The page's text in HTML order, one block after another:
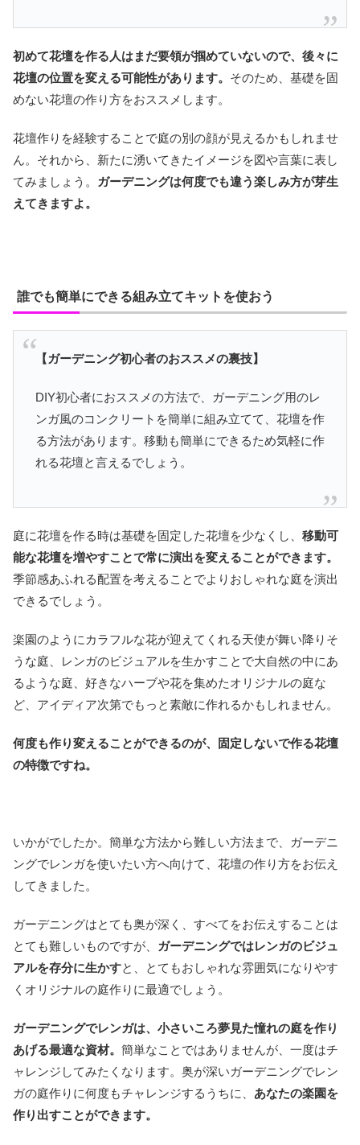
初めて花壇を作る人はまだ要領が掴めていないので、後々に
花壇の位置を変える可能性があります。 そのため、基礎を固
めない花壇の作り方をおススメします。
花壇作りを経験することで庭の別の顔が見えるかもしれませ
ん。それから、新たに湧いてきたイメージを図や言葉に表し
てみましょう。
ガーデニングは何度でも違う楽しみ方が芽生
えてきますよ。
誰でも簡単にできる組み立てキットを使おう
【ガーデニング初心者のおススメの裏技】
DIY初心者におススメの方法で、ガーデニング用のレ
ンガ風のコンクリートを簡単に組み立てて、花壇を作
る方法があります。移動も簡単にできるため気軽に作
れる花壇と言えるでしょう。
庭に花壇を作る時は基礎を固定した花壇を少なくし、 移動可
能な花壇を増やすことで常に演出を変えることができます。
季節感あふれる配置を考えることでよりおしゃれな庭を演出
できるでしょう。
楽園のようにカラフルな花が迎えてくれる天使が舞い降りそ
うな庭、レンガのビジュアルを生かすことで大自然の中にあ
るような庭、好きなハーブや花を集めたオリジナルの庭な
ど、アイディア次第でもっと素敵に作れるかもしれません。
何度も作り変えることができるのが、固定しないで作る花壇
の特徴ですね。
いかがでしたか。簡単な方法から難しい方法まで、ガーデニ
ングでレンガを使いたい方へ向けて、花壇の作り方をお伝え
してきました。
ガーデニングはとても奥が深く、すべてをお伝えすることは
とても難しいものですが、
ガーデニングではレンガのビジュ
アルを存分に生かすと、とてもおしゃれな雰囲気になりやす
くオリジナルの庭作りに最適でしょう。
ガーデニングでレンガは、小さいころ夢見た憧れの庭を作り
あげる最適な資材。 簡単なことではありませんが、一度はチ
ャレンジしてみたくなります。奥が深いガーデニングでレン
ガの庭作りに何度もチャレンジするうちに、 あなたの楽園を
作り出すことができます。